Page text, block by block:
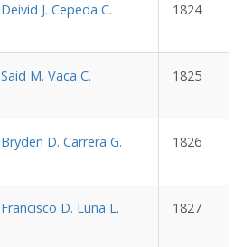
Deivid J. Cepeda C. 1824
Said M. Vaca C. 1825
Bryden D. Carrera G. 1826
Francisco D. Luna L. 1827